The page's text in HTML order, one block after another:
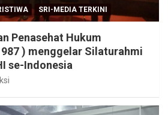
SRI-MEDIA TERKINI
Penasehat Hukum
) menggelar Silaturahmi
se-Indonesia